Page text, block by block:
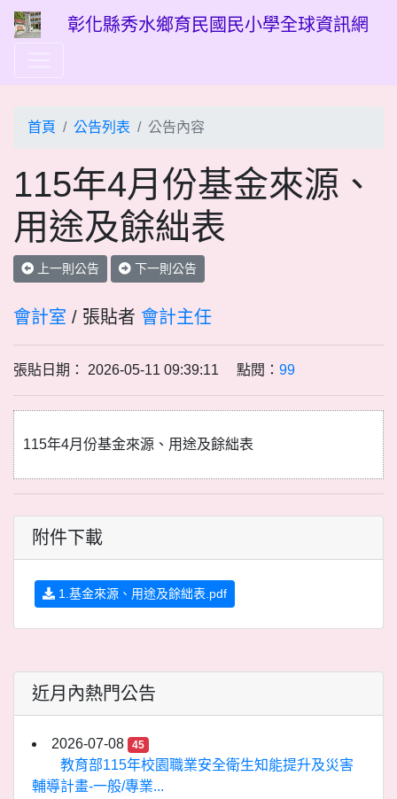
彰化縣秀水鄉育民國民小學全球資訊網
首頁 公告列表 公告內容
115年4月份基金來源、
用途及餘絀表
上一則公告 下一則公告
會計室 / 張貼者 會計主任
張貼日期： 2026-05-11 09:39:11 點閱： 99
115年4月份基金來源、用途及餘絀表
附件下載
1.基金來源、用途及餘絀表.pdf
近月內熱門公告
2026-07-08 45
教育部115年校園職業安全衛生知能提升及災害
輔導計畫-一般/專業...